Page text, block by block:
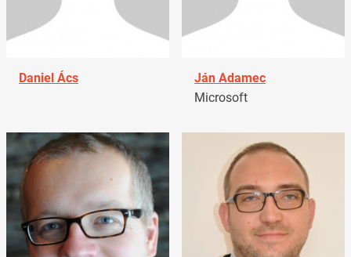
Daniel Ács
Ján Adamec
Microsoft